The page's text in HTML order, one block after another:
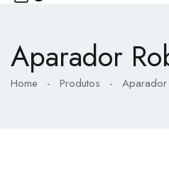
Aparador
Home - Produtos - Aparador